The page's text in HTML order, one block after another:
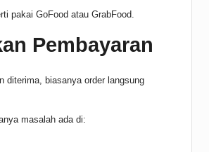
pakai GoFood atau GrabFood.
Pembayaran
diterima, biasanya order langsung
masalah ada di: